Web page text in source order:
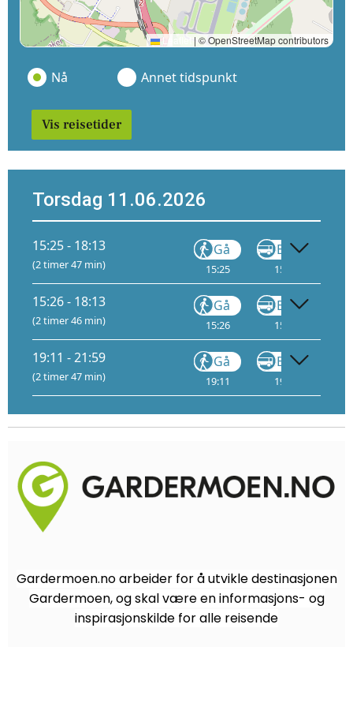
Leaflet | © OpenStreetMap contributors
Nå Annet tidspunkt
Vis reisetider
Torsdag 11.06.2026
15:25 - 18:13
(2 timer 47 min)
Gå
15:25
Buss
15:30
15:26 - 18:13
(2 timer 46 min)
Gå
15:26
Buss
15:39
19:11 - 21:59
(2 timer 47 min)
Gå
19:11
Buss
19:24
Gardermoen.no arbeider for å utvikle destinasjonen
Gardermoen, og skal være en informasjons- og
inspirasjonskilde for alle reisende